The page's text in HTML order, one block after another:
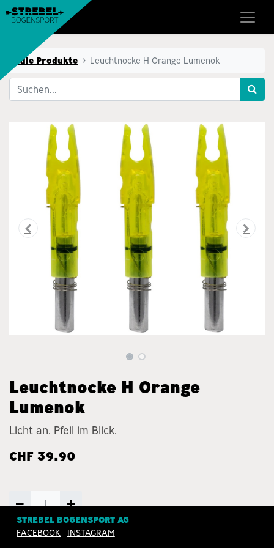
Alle Produkte Leuchtnocke H Orange Lumenok
Leuchtnocke H Orange
Lumenok
Licht an. Pfeil im Blick.
CHF 39.90
ZUM WARENKORB
STREBEL BOGENSPORT AG
FACEBOOK
INSTAGRAM